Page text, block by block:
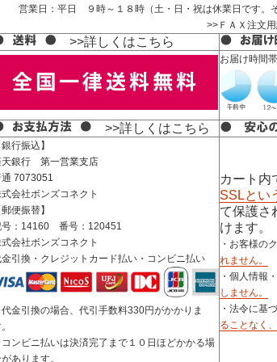
営業日：平日 ９時～１８時（土・日・祝は休業日です。
>>ＦＡＸ注文
>>詳しくはこちら
お届け時間
>>詳しくはこちら
行振込】
天銀行 第一営業支店
7073051
会社ボンズコネクト
便振替】
号：14160 番号：120451
会社ボンズコネクト
引換・クレジットカード払い・コンビニ払い
金引換の場合、代引手数料330円がかかりま
ンビニ払いは決済完了まで１０日ほどかかる場
あります。
カート
SSLとい
て保護さ
けます。
・お客様の
れません。
・個人情報
しません。
・法令に基
ることなく